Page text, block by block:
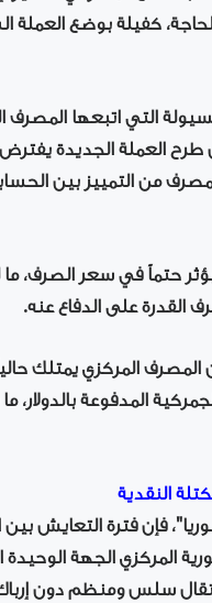
الحاجة، كفيلة بوضع
التي اتبعها المصرف
العملة الجديدة
من التمييز بين
حتماً في سعر الصرف، ما
القدرة على الدفاع عنه.
المصرف المركزي يمتلك
المدفوعة
النقدية
فإن فترة التعايش بين
المركزي الجهة الوحيدة
سلس ومنظم دون إرباك